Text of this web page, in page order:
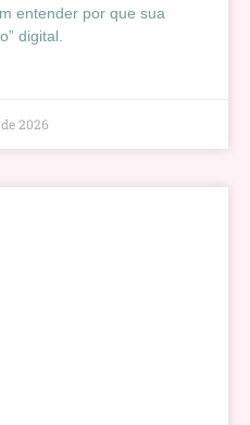
entender por que sua
digital.
2026